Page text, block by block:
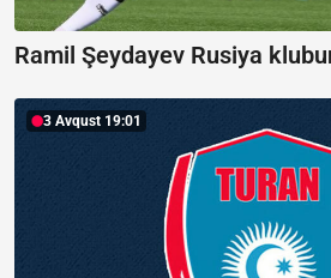
Ramil Şeydayev Rusiya
3 Avqust 19:01